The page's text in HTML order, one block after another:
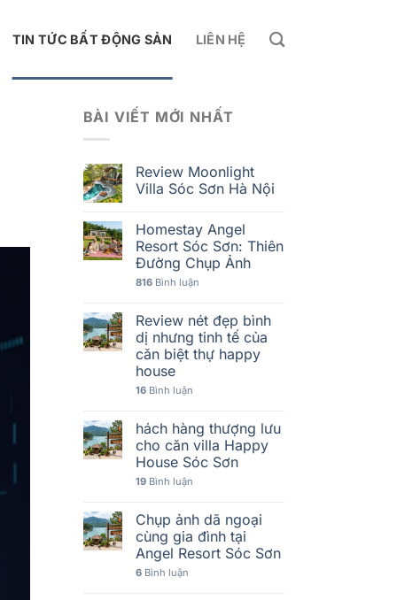
TIN TỨC BẤT ĐỘNG SẢN LIÊN HỆ
BÀI VIẾT MỚI NHẤT
Review Moonlight
Villa Sóc Sơn Hà Nội
Homestay Angel
Resort Sóc Sơn: Thiên
Đường Chụp Ảnh
816Bình luận
Review nét đẹp bình
dị nhưng tinh tế của
căn biệt thự happy
house
16Bình luận
hách hàng thượng lưu
cho căn villa Happy
House Sóc Sơn
19Bình luận
Chụp ảnh dã ngoại
cùng gia đình tại
Angel Resort Sóc Sơn
6Bình luận